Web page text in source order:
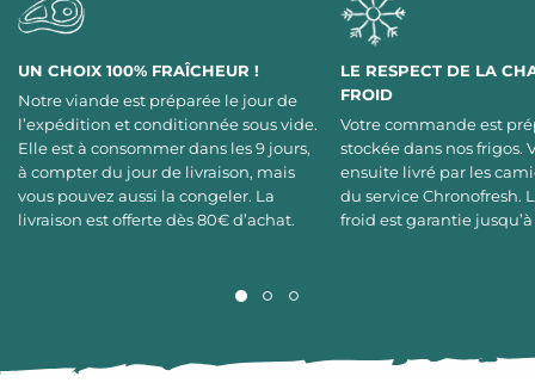
UN CHOIX 100% FRAÎCHEUR !
Notre viande est préparée le jour de
l’expédition et conditionnée sous vide.
Elle est à consommer dans les 9 jours,
à compter du jour de livraison, mais
vous pouvez aussi la congeler. La
livraison est offerte dès 80€ d’achat.
LE RESPECT DE LA
FROID
Votre commande est
stockée dans nos frigos.
ensuite livré par les
du service Chronofresh.
froid est garantie